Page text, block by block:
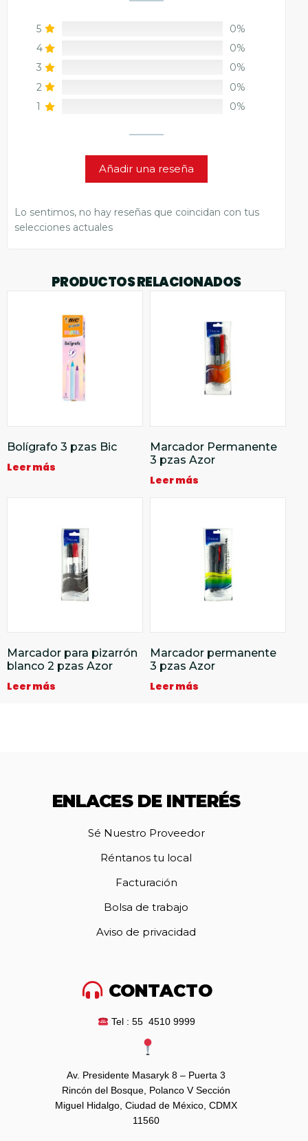
5
0%
4
0%
3
0%
2
0%
1
0%
Añadir una reseña
Lo sentimos, no hay reseñas que coincidan con tus
selecciones actuales
PRODUCTOS RELACIONADOS
Bolígrafo 3 pzas Bic
Leer más
Marcador Permanente
3 pzas Azor
Leer más
Marcador para pizarrón
blanco 2 pzas Azor
Leer más
Marcador permanente
3 pzas Azor
Leer más
ENLACES DE INTERÉS
Sé Nuestro Proveedor
Réntanos tu local
Facturación
Bolsa de trabajo
Aviso de privacidad
CONTACTO
Tel : 55 4510 9999
Av. Presidente Masaryk 8 – Puerta 3
Rincón del Bosque, Polanco V Sección
Miguel Hidalgo, Ciudad de México, CDMX
11560